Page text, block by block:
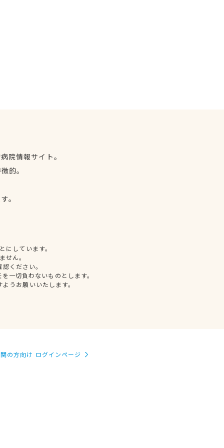
院情報サイト。
的。
。
しています。
せん。
ください。
一切負わないものとします。
うお願いいたします。
の方向け ログインページ